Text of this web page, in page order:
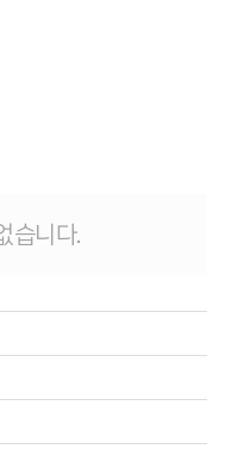
습니다.